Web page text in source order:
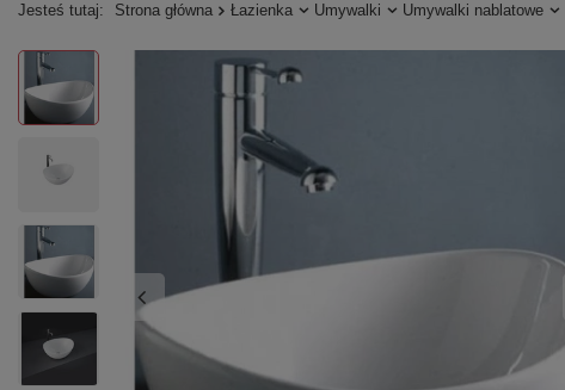
Jesteś tutaj: Strona główna Łazienka Umywalki Umywalki nablatowe